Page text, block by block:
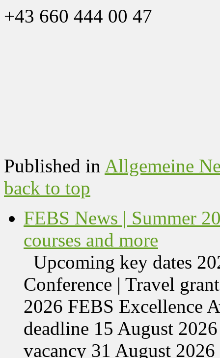
+43 660 444 00 47
Published in Allgemeine
back to top
FEBS News | Summer
courses and more
Upcoming key dates
Conference | Travel
2026 FEBS Excellence
deadline 15 August
vacancy 31 August